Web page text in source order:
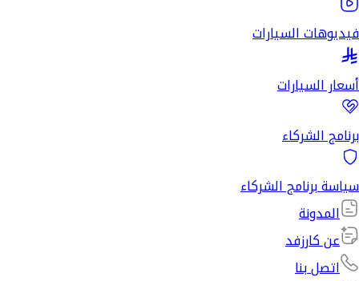
فيديوهات السيارات
أسعار السيارات
برنامج الشركاء
سياسة برنامج الشركاء
المدونة
عن كارزفد
اتصل بنا